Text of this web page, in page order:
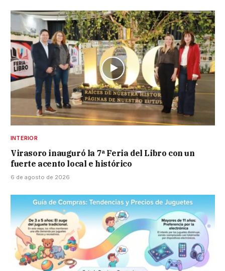
INTERIOR
Virasoro inauguró la 7ª Feria del Libro con un
fuerte acento local e histórico
6 de agosto de 2026